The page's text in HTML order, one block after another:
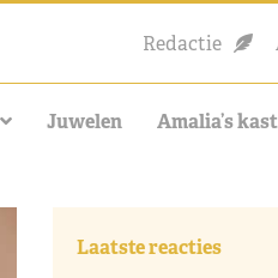
Redactie
Juwelen Amalia’s kast
Laatste reacties